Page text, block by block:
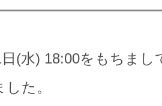
(水) 18:00をもちまし
た。